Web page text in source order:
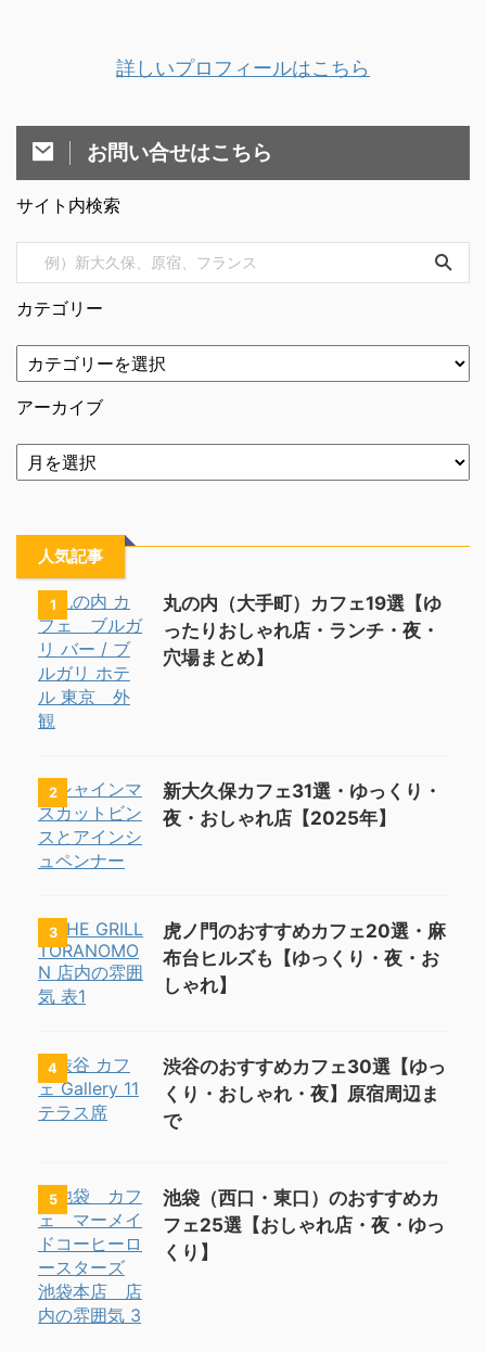
詳しいプロフィールはこちら
お問い合せはこちら
サイト内検索
カテゴリー
アーカイブ
人気記事
1
丸の内（大手町）カフェ19選【ゆ
ったりおしゃれ店・ランチ・夜・
穴場まとめ】
2
新大久保カフェ31選・ゆっくり・
夜・おしゃれ店【2025年】
3
虎ノ門のおすすめカフェ20選・麻
布台ヒルズも【ゆっくり・夜・お
しゃれ】
4
渋谷のおすすめカフェ30選【ゆっ
くり・おしゃれ・夜】原宿周辺ま
で
5
池袋（西口・東口）のおすすめカ
フェ25選【おしゃれ店・夜・ゆっ
くり】